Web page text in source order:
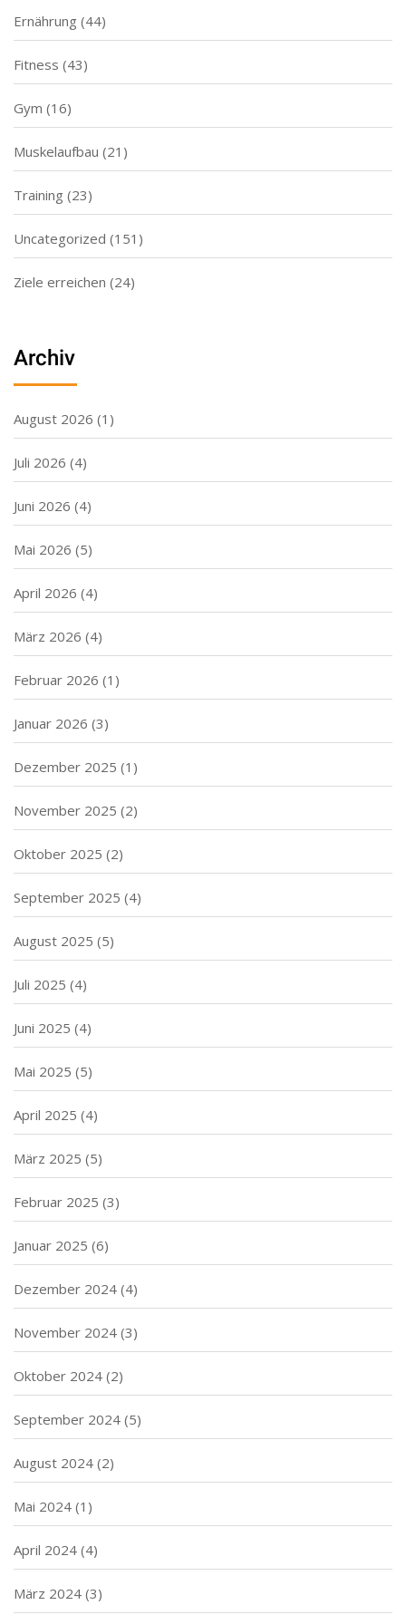
Ernährung (44)
Fitness (43)
Gym (16)
Muskelaufbau (21)
Training (23)
Uncategorized (151)
Ziele erreichen (24)
Archiv
August 2026 (1)
Juli 2026 (4)
Juni 2026 (4)
Mai 2026 (5)
April 2026 (4)
März 2026 (4)
Februar 2026 (1)
Januar 2026 (3)
Dezember 2025 (1)
November 2025 (2)
Oktober 2025 (2)
September 2025 (4)
August 2025 (5)
Juli 2025 (4)
Juni 2025 (4)
Mai 2025 (5)
April 2025 (4)
März 2025 (5)
Februar 2025 (3)
Januar 2025 (6)
Dezember 2024 (4)
November 2024 (3)
Oktober 2024 (2)
September 2024 (5)
August 2024 (2)
Mai 2024 (1)
April 2024 (4)
März 2024 (3)